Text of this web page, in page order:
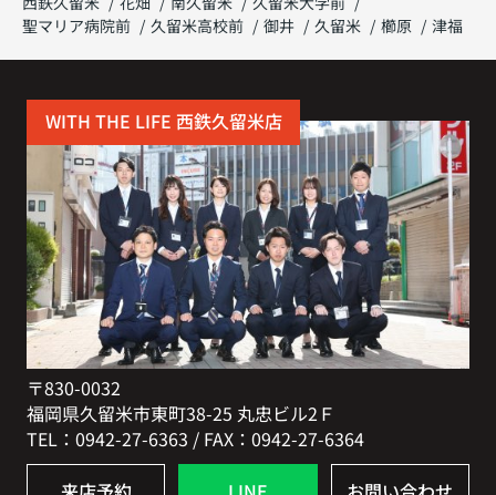
聖マリア病院前
久留米高校前 御井 久留米 櫛原 津福
WITH THE LIFE 西鉄久留米店
〒830-0032
福岡県久留米市東町38-25 丸忠ビル2Ｆ
TEL：0942-27-6363 / FAX：0942-27-6364
来店予約 LINE お問い合わせ